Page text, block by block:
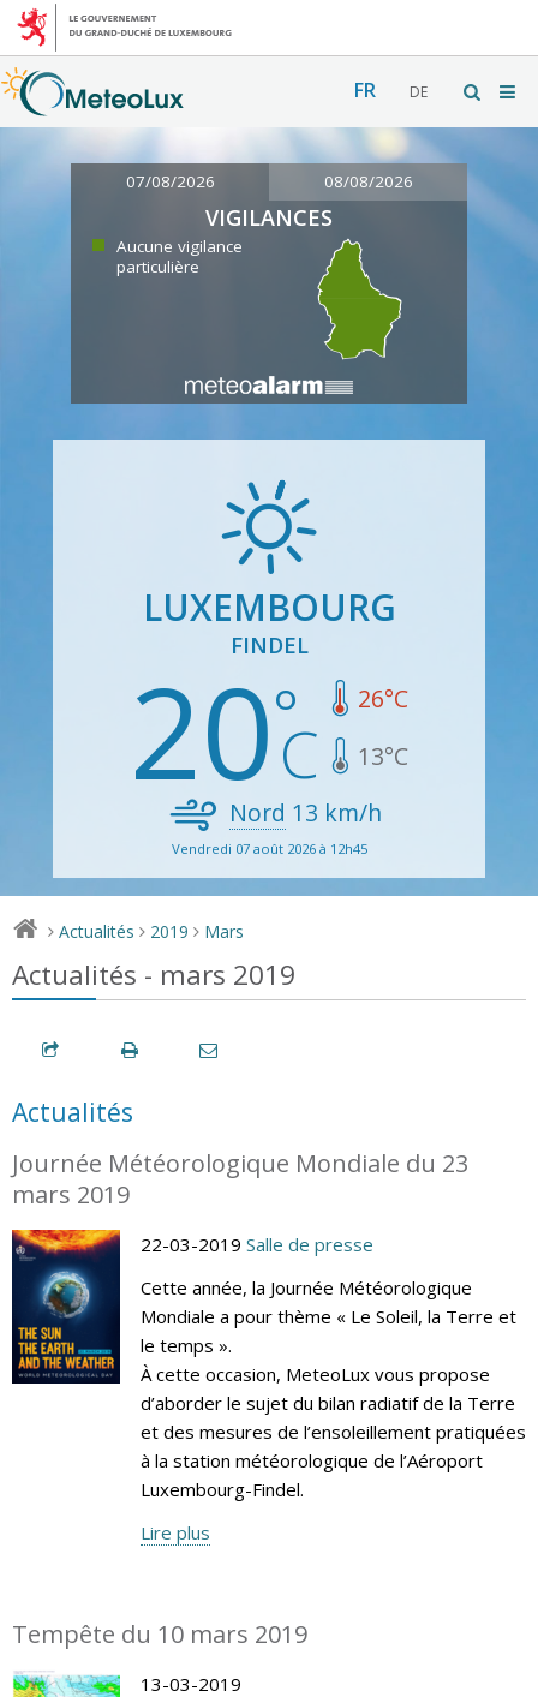
FR DE
07/08/2026 08/08/2026
VIGILANCES
Aucune vigilance
particulière
LUXEMBOURG
FINDEL
20 26°C
13°C
Nord 13 km/h
Vendredi 07 août 2026 à 12h45
> Actualités > 2019 > Mars
Actualités - mars 2019
Actualités
Journée Météorologique Mondiale du 23
mars 2019
22-03-2019 Salle de presse
Cette année, la Journée Météorologique
Mondiale a pour thème « Le Soleil, la Terre et
le temps ».
À cette occasion, MeteoLux vous propose
d’aborder le sujet du bilan radiatif de la Terre
et des mesures de l’ensoleillement pratiquées
à la station météorologique de l’Aéroport
Luxembourg-Findel.
Lire plus
Tempête du 10 mars 2019
13-03-2019